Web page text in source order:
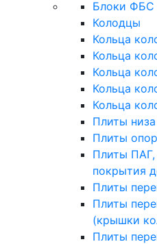
Блоки ФБС
Колодцы
Кольца
Кольца
Кольца
Кольца
Кольца
Плиты
Плиты
Плиты
покрытия
Плиты
Плиты
(крышки
Плиты